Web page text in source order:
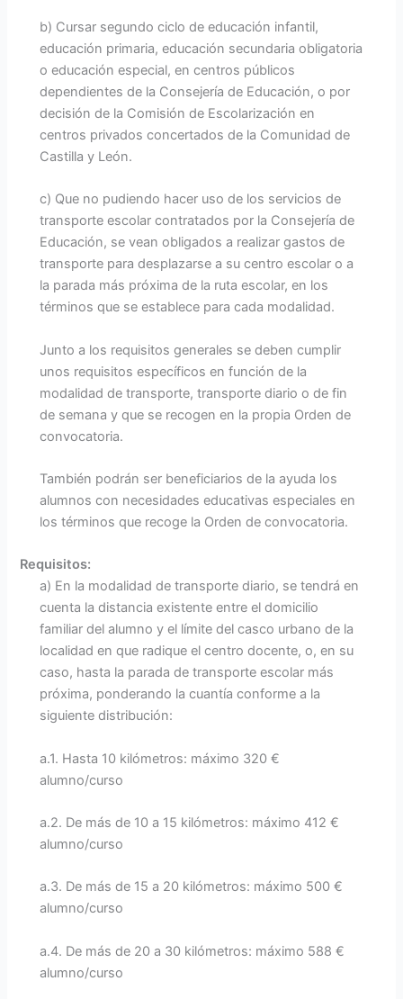
b) Cursar segundo ciclo de educación infantil,
educación primaria, educación secundaria obligatoria
o educación especial, en centros públicos
dependientes de la Consejería de Educación, o por
decisión de la Comisión de Escolarización en
centros privados concertados de la Comunidad de
Castilla y León.
c) Que no pudiendo hacer uso de los servicios de
transporte escolar contratados por la Consejería de
Educación, se vean obligados a realizar gastos de
transporte para desplazarse a su centro escolar o a
la parada más próxima de la ruta escolar, en los
términos que se establece para cada modalidad.
Junto a los requisitos generales se deben cumplir
unos requisitos específicos en función de la
modalidad de transporte, transporte diario o de fin
de semana y que se recogen en la propia Orden de
convocatoria.
También podrán ser beneficiarios de la ayuda los
alumnos con necesidades educativas especiales en
los términos que recoge la Orden de convocatoria.
Requisitos:
a) En la modalidad de transporte diario, se tendrá en
cuenta la distancia existente entre el domicilio
familiar del alumno y el límite del casco urbano de la
localidad en que radique el centro docente, o, en su
caso, hasta la parada de transporte escolar más
próxima, ponderando la cuantía conforme a la
siguiente distribución:
a.1. Hasta 10 kilómetros: máximo 320 €
alumno/curso
a.2. De más de 10 a 15 kilómetros: máximo 412 €
alumno/curso
a.3. De más de 15 a 20 kilómetros: máximo 500 €
alumno/curso
a.4. De más de 20 a 30 kilómetros: máximo 588 €
alumno/curso